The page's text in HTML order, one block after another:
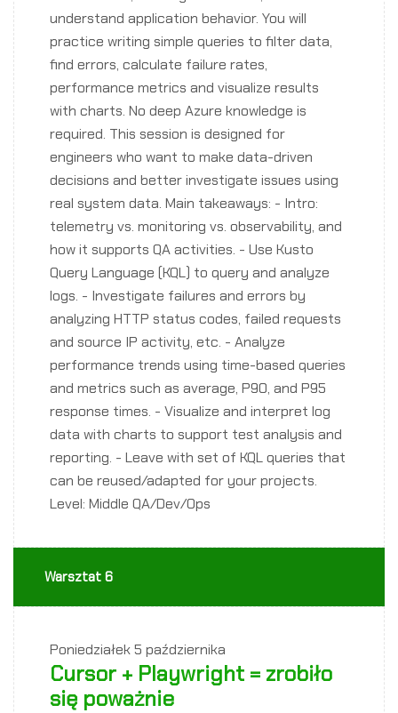
understand application behavior. You will
practice writing simple queries to filter data,
find errors, calculate failure rates,
performance metrics and visualize results
with charts. No deep Azure knowledge is
required. This session is designed for
engineers who want to make data-driven
decisions and better investigate issues using
real system data. Main takeaways: - Intro:
telemetry vs. monitoring vs. observability, and
how it supports QA activities. - Use Kusto
Query Language (KQL) to query and analyze
logs. - Investigate failures and errors by
analyzing HTTP status codes, failed requests
and source IP activity, etc. - Analyze
performance trends using time-based queries
and metrics such as average, P90, and P95
response times. - Visualize and interpret log
data with charts to support test analysis and
reporting. - Leave with set of KQL queries that
can be reused/adapted for your projects.
Level: Middle QA/Dev/Ops
Warsztat 6
Poniedziałek5 października
Cursor + Playwright = zrobiło
się poważnie